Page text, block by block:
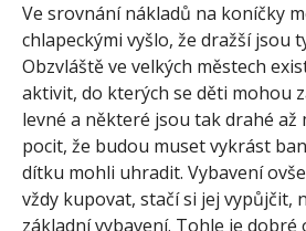
Ve srovnání nákladů na koníčky
chlapeckými vyšlo, že dražší jsou
Obzvláště ve velkých městech
aktivit, do kterých se děti mohou
levné a některé jsou tak drahé až
pocit, že budou muset vykrást
dítku mohli uhradit. Vybavení
vždy kupovat, stačí si jej vypůjčit,
základní vybavení. Tohle je dobré